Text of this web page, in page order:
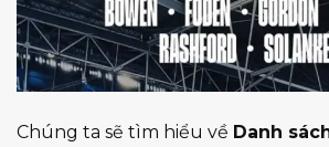
Chúng ta sẽ tìm hiểu về Danh